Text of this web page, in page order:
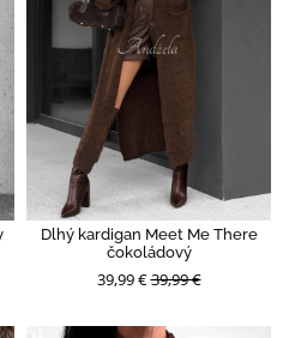
Dlhý kardigan Meet Me There
čokoládový
39,99 €39,99 €